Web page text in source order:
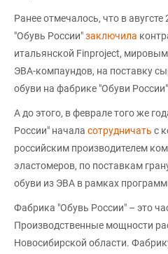
Ранее отмечалось, что в
"Обувь России"заключила
итальянской Finproject,
ЭВА-компаундов, на поставку
обуви на фабрике "Обуви
А до этого, в феврале того же
России" начала сотрудничать с
российским производителем
эластомеров, по поставкам
обуви из ЭВА в рамках
Фабрика "Обувь России" – это
Производственные мощности
Новосибирской области.